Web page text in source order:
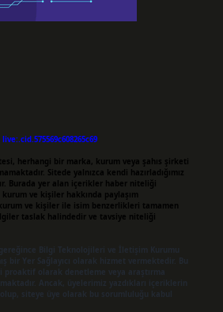
herhangi bir marka, kurum veya şahıs şirketi
Sitede yalnızca kendi hazırladığımız
Burada yer alan içerikler haber niteliği
ve kişiler hakkında paylaşım
ve kişiler ile isim benzerlikleri tamamen
taslak halindedir ve tavsiye niteliği
gereğince Bilgi Teknolojileri ve İletişim Kurumu
bir Yer Sağlayıcı olarak hizmet vermektedir. Bu
olarak denetleme veya araştırma
Ancak, üyelerimiz yazdıkları içeriklerin
siteye üye olarak bu sorumluluğu kabul